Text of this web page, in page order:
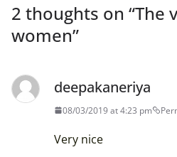
2 thoughts on “The
women”
deepakaneriya
08/03/2019 at 4:23 pm
Very nice